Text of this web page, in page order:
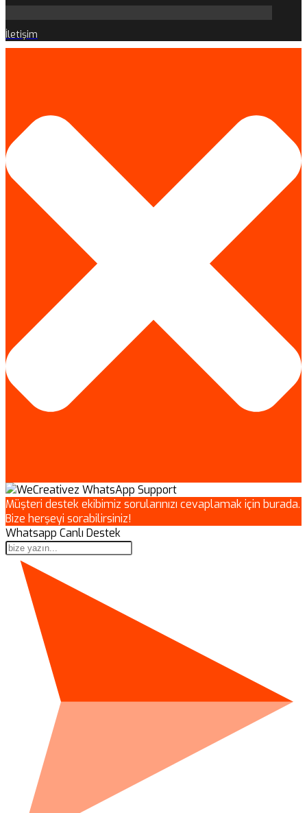
İletişim
Müşteri destek ekibimiz sorularınızı cevaplamak için burada.
Bize herşeyi sorabilirsiniz!
Whatsapp Canlı Destek